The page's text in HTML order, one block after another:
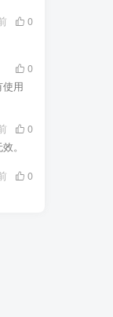
0
0
用
0
。
0